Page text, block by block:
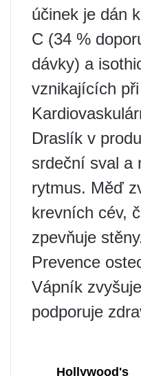
účinek je dán
C (34 %
dávky) a
vznikajících
Draslík v
srdeční sval a
rytmus. Měď
krevních cév,
zpevňuje
Prevence
Vápník
podporuje